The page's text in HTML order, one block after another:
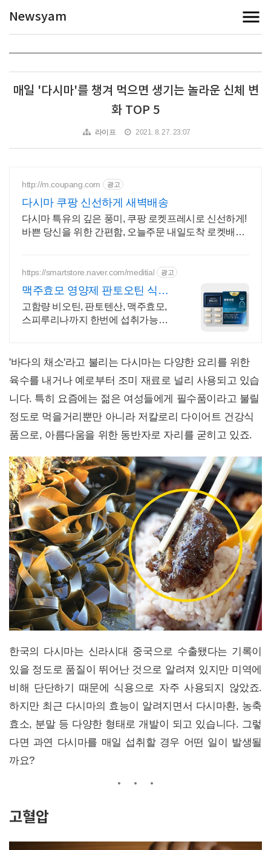
Newsyam
매일 '다시마'를 챙겨 먹으면 생기는 놀라운 신체 변
화 TOP 5
라이프 2021. 8. 27. 23:07
http://m.coupang.com 광고
다시마 쿠팡 신선하게 새벽배송
다시마 특유의 깊은 풍미, 쿠팡 로켓프레시로 신선하게!
바쁜 당신을 위한 간편함, 오늘주문 내일도착 로켓배송
https://smartstore.naver.com/meditial 광고
맥주효모 영양제 판토오틴 식약
처 기능성 인정원료 사용
고함량 비오틴, 판토텐산, 맥주효모,
스피루리나까지 한번에 섭취가능한
'바다의 채소'라고 불리는 다시마는 다양한 요리를 위한
육수를 내거나 예로부터 조미 재료로 널리 사용되고 있습
니다. 특히 요즘에는 젊은 여성들에게 필수품이라고 불릴
정도로 먹을거리뿐만 아니라 저칼로리 다이어트 건강식
품으로, 아름다움을 위한 동반자로 자리를 굳히고 있죠.
한국의 다시마는 신라시대 중국으로 수출됐다는 기록이
있을 정도로 품질이 뛰어난 것으로 알려져 있지만 미역에
비해 단단하기 때문에 식용으로 자주 사용되지 않았죠.
하지만 최근 다시마의 효능이 알려지면서 다시마환, 농축
효소, 분말 등 다양한 형태로 개발이 되고 있습니다. 그렇
다면 과연 다시마를 매일 섭취할 경우 어떤 일이 발생될
까요?
고혈압